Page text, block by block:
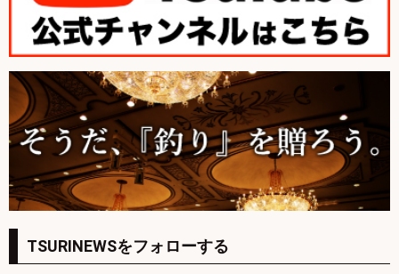
TSURINEWSをフォローする